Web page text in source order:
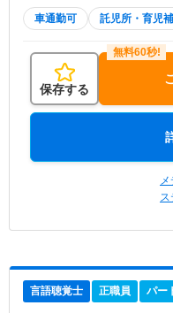
車通勤可 託児所・育児
保存する
言語聴覚士 正職員 パー